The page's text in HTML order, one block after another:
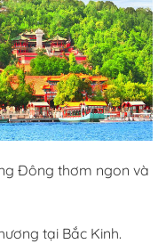
Đông thơm ngon và
tại Bắc Kinh.